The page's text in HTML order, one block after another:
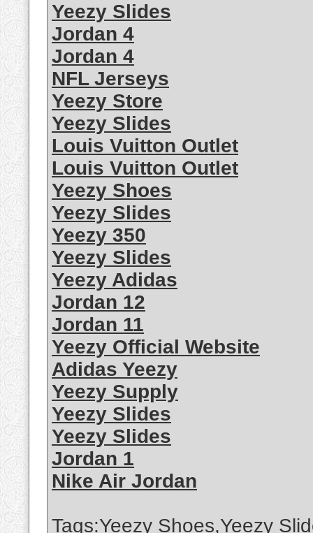
Yeezy Slides
Jordan 4
Jordan 4
NFL Jerseys
Yeezy Store
Yeezy Slides
Louis Vuitton Outlet
Louis Vuitton Outlet
Yeezy Shoes
Yeezy Slides
Yeezy 350
Yeezy Slides
Yeezy Adidas
Jordan 12
Jordan 11
Yeezy Official Website
Adidas Yeezy
Yeezy Supply
Yeezy Slides
Yeezy Slides
Jordan 1
Nike Air Jordan
Tags:Yeezy Shoes,Yeezy